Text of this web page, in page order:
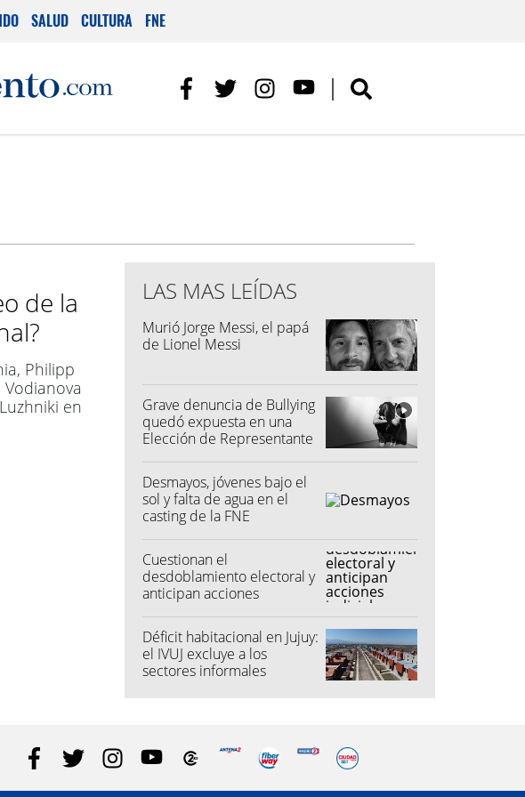
SALUD CULTURA FNE
de la
Philipp
en
LAS MAS LEÍDAS
Murió Jorge Messi, el papá
de Lionel Messi
Grave denuncia de Bullying
quedó expuesta en una
Elección de Representante
Desmayos, jóvenes bajo el
sol y falta de agua en el
casting de la FNE
Cuestionan el
desdoblamiento electoral y
anticipan acciones
"colectoras"
Déficit habitacional en Jujuy:
el IVUJ excluye a los
sectores informales